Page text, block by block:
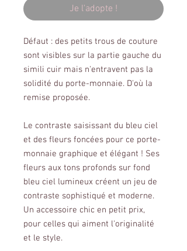
Je l'adopte !
Défaut : des petits trous de couture
sont visibles sur la partie gauche du
simili cuir mais n'entravent pas la
solidité du porte-monnaie. D'où la
remise proposée.
Le contraste saisissant du bleu ciel
et des fleurs foncées pour ce porte-
monnaie graphique et élégant ! Ses
fleurs aux tons profonds sur fond
bleu ciel lumineux créent un jeu de
contraste sophistiqué et moderne.
Un accessoire chic en petit prix,
pour celles qui aiment l'originalité
et le style.